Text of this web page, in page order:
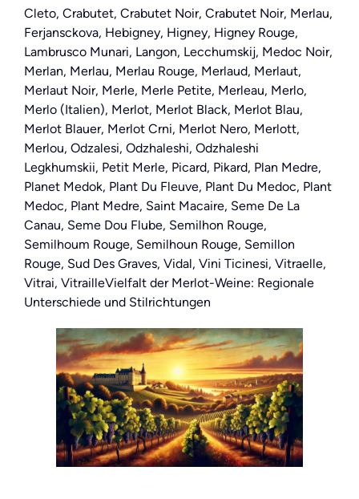
Cleto, Crabutet, Crabutet Noir, Crabutet Noir, Merlau,
Ferjansckova, Hebigney, Higney, Higney Rouge,
Lambrusco Munari, Langon, Lecchumskij, Medoc Noir,
Merlan, Merlau, Merlau Rouge, Merlaud, Merlaut,
Merlaut Noir, Merle, Merle Petite, Merleau, Merlo,
Merlo (Italien), Merlot, Merlot Black, Merlot Blau,
Merlot Blauer, Merlot Crni, Merlot Nero, Merlott,
Merlou, Odzalesi, Odzhaleshi, Odzhaleshi
Legkhumskii, Petit Merle, Picard, Pikard, Plan Medre,
Planet Medok, Plant Du Fleuve, Plant Du Medoc, Plant
Medoc, Plant Medre, Saint Macaire, Seme De La
Canau, Seme Dou Flube, Semilhon Rouge,
Semilhoum Rouge, Semilhoun Rouge, Semillon
Rouge, Sud Des Graves, Vidal, Vini Ticinesi, Vitraelle,
Vitrai, VitrailleVielfalt der Merlot-Weine: Regionale
Unterschiede und Stilrichtungen